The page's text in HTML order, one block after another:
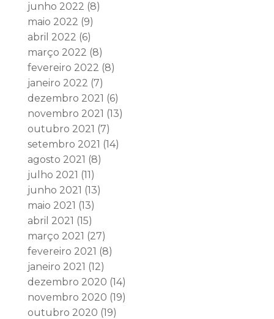
junho 2022 (8)
maio 2022 (9)
abril 2022 (6)
março 2022 (8)
fevereiro 2022 (8)
janeiro 2022 (7)
dezembro 2021 (6)
novembro 2021 (13)
outubro 2021 (7)
setembro 2021 (14)
agosto 2021 (8)
julho 2021 (11)
junho 2021 (13)
maio 2021 (13)
abril 2021 (15)
março 2021 (27)
fevereiro 2021 (8)
janeiro 2021 (12)
dezembro 2020 (14)
novembro 2020 (19)
outubro 2020 (19)